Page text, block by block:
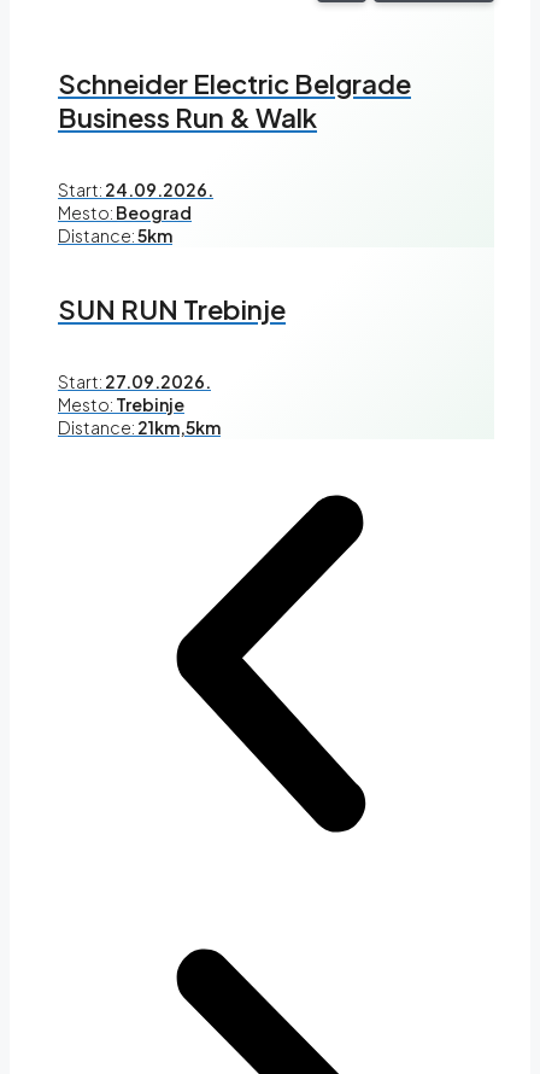
Schneider Electric Belgrade
Business Run & Walk
Start: 24.09.2026.
Mesto: Beograd
Distance:5km
SUN RUN Trebinje
Start: 27.09.2026.
Mesto: Trebinje
Distance: 21km,5km